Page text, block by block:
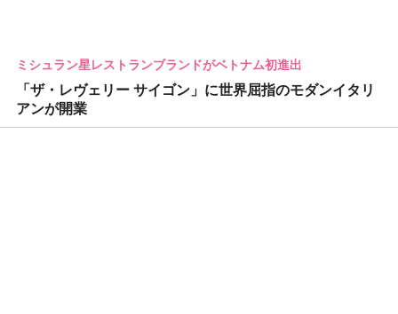
ミシュラン星レストランブランドがベトナム初進出
「ザ・レヴェリー サイゴン」に世界屈指のモダンイタリ
アンが開業